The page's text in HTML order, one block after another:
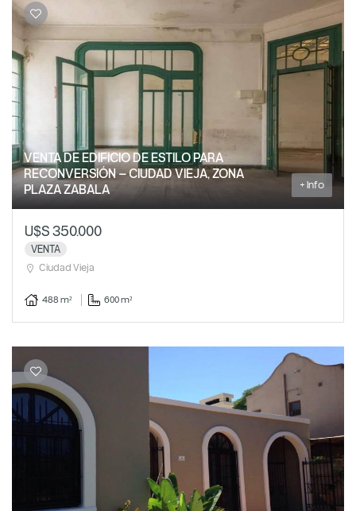
VENTA DE EDIFICIO DE ESTILO PARA
RECONVERSIÓN – CIUDAD VIEJA, ZONA
PLAZA ZABALA
+ Info
U$S 350.000
VENTA
Ciudad Vieja
488 m² 600 m²